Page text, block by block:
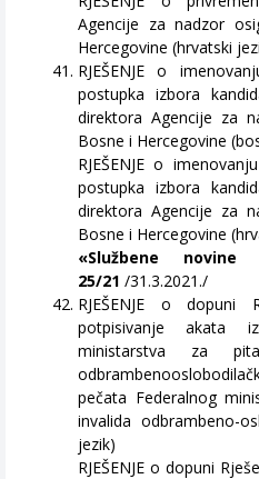
Agencije za nadzor
Hercegovine (hrvatski
RJEŠENJE o
postupka izbora
direktora Agencije za
Bosne i Hercegovine
RJEŠENJE o
postupka izbora
direktora Agencije za
Bosne i Hercegovine
«Službene
25/21 /31.3.2021./
RJEŠENJE o
potpisivanje akata
ministarstva za
pečata Federalnog
invalida odbrambeno-
jezik)
RJEŠENJE o dopuni